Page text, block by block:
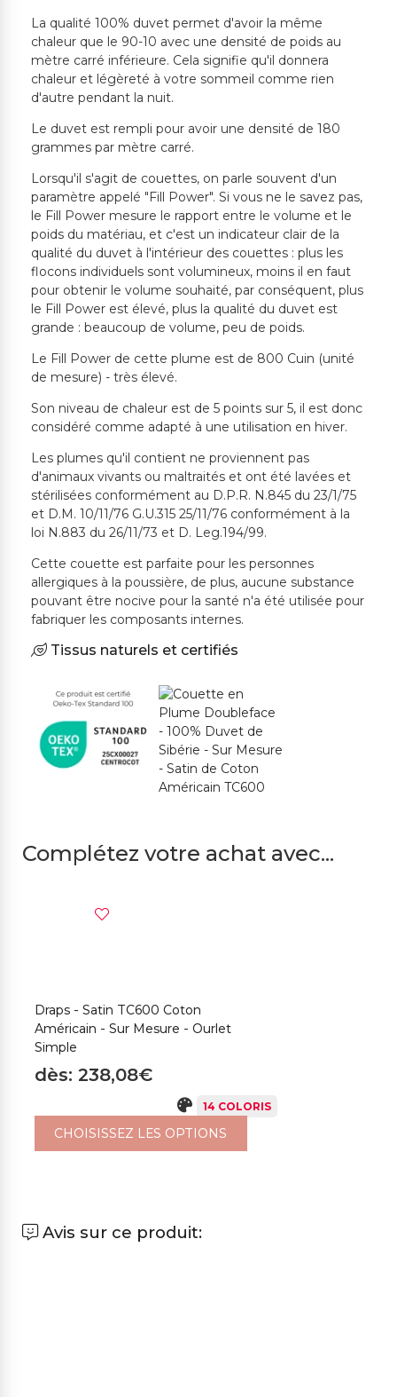
La qualité 100% duvet permet d'avoir la même
chaleur que le 90-10 avec une densité de poids au
mètre carré inférieure. Cela signifie qu'il donnera
chaleur et légèreté à votre sommeil comme rien
d'autre pendant la nuit.
Le duvet est rempli pour avoir une densité de 180
grammes par mètre carré.
Lorsqu'il s'agit de couettes, on parle souvent d'un
paramètre appelé "Fill Power". Si vous ne le savez pas,
le Fill Power mesure le rapport entre le volume et le
poids du matériau, et c'est un indicateur clair de la
qualité du duvet à l'intérieur des couettes : plus les
flocons individuels sont volumineux, moins il en faut
pour obtenir le volume souhaité, par conséquent, plus
le Fill Power est élevé, plus la qualité du duvet est
grande : beaucoup de volume, peu de poids.
Le Fill Power de cette plume est de 800 Cuin (unité
de mesure) - très élevé.
Son niveau de chaleur est de 5 points sur 5, il est donc
considéré comme adapté à une utilisation en hiver.
Les plumes qu'il contient ne proviennent pas
d'animaux vivants ou maltraités et ont été lavées et
stérilisées conformément au D.P.R. N.845 du 23/1/75
et D.M. 10/11/76 G.U.315 25/11/76 conformément à la
loi N.883 du 26/11/73 et D. Leg.194/99.
Cette couette est parfaite pour les personnes
allergiques à la poussière, de plus, aucune substance
pouvant être nocive pour la santé n'a été utilisée pour
fabriquer les composants internes.
Tissus naturels et certifiés
Complétez votre achat avec...
Draps - Satin TC600 Coton
Américain - Sur Mesure - Ourlet
Simple
dès: 238,08€
14 COLORIS
CHOISISSEZ LES OPTIONS
Avis sur ce produit: